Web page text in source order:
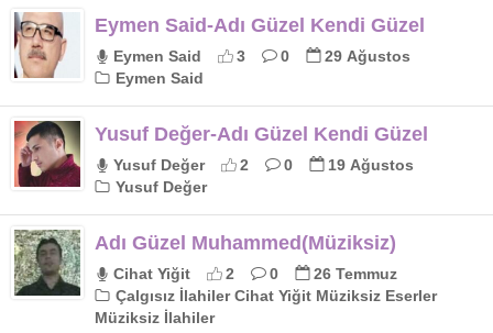
Eymen Said-Adı Güzel Kendi Güzel
Eymen Said 3 0
29 Ağustos
Eymen Said
Yusuf Değer-Adı Güzel Kendi Güzel
Yusuf Değer 2 0
19 Ağustos
Yusuf Değer
Adı Güzel Muhammed(Müziksiz)
Cihat Yiğit 2 0
26 Temmuz
Çalgısız İlahiler Cihat Yiğit Müziksiz Eserler
Müziksiz İlahiler